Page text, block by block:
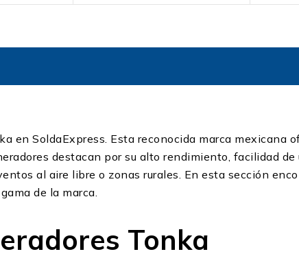
en SoldaExpress. Esta reconocida marca mexicana
destacan por su alto rendimiento, facilidad
al aire libre o zonas rurales. En esta sección
de la marca.
Tonka